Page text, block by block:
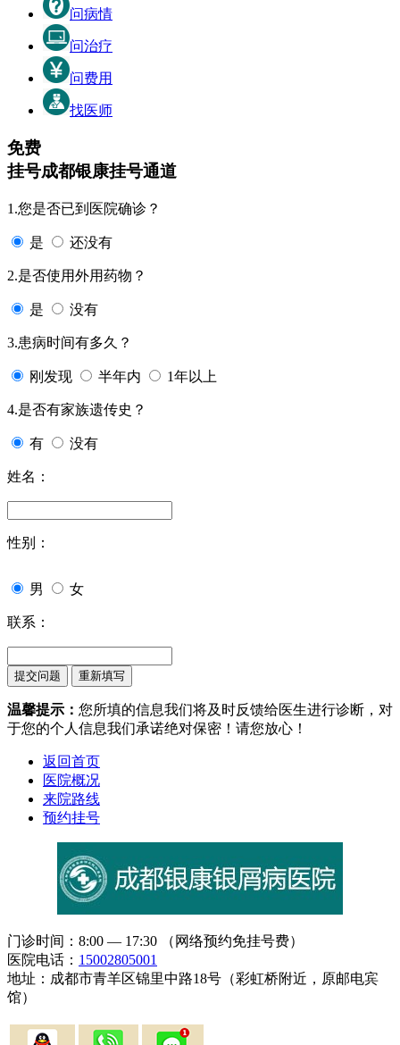
问病情
问治疗
问费用
找医师
免费
挂号成都银康挂号通道
1.您是否已到医院确诊？
是 还没有
2.是否使用外用药物？
是 没有
3.患病时间有多久？
刚发现 半年内 1年以上
4.是否有家族遗传史？
有 没有
姓名：
性别：
男 女
联系：
温馨提示： 您所填的信息我们将及时反馈给医生进行诊断，对
于您的个人信息我们承诺绝对保密！请您放心！
返回首页
医院概况
来院路线
预约挂号
门诊时间：8:00 — 17:30 （网络预约免挂号费）
医院电话： 15002805001
地址：成都市青羊区锦里中路18号（彩虹桥附近，原邮电宾
馆）